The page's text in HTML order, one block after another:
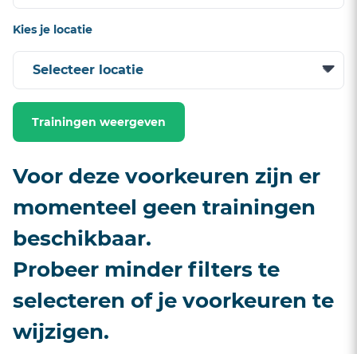
Kies je locatie
Trainingen weergeven
Voor deze voorkeuren zijn er
momenteel geen trainingen
beschikbaar.
Probeer minder filters te
selecteren of je voorkeuren te
wijzigen.